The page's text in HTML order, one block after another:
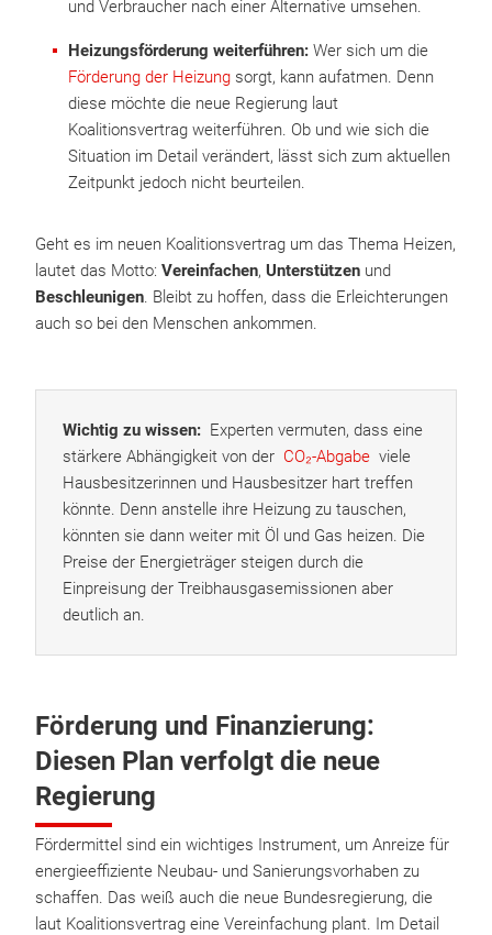
und Verbraucher nach einer Alternative umsehen.
Heizungsförderung weiterführen: Wer sich um die
Förderung der Heizung sorgt, kann aufatmen. Denn
diese möchte die neue Regierung laut
Koalitionsvertrag weiterführen. Ob und wie sich die
Situation im Detail verändert, lässt sich zum aktuellen
Zeitpunkt jedoch nicht beurteilen.
Geht es im neuen Koalitionsvertrag um das Thema Heizen,
lautet das Motto: Vereinfachen, Unterstützen und
Beschleunigen. Bleibt zu hoffen, dass die Erleichterungen
auch so bei den Menschen ankommen.
Wichtig zu wissen: Experten vermuten, dass eine
stärkere Abhängigkeit von der CO₂-Abgabe viele
Hausbesitzerinnen und Hausbesitzer hart treffen
könnte. Denn anstelle ihre Heizung zu tauschen,
könnten sie dann weiter mit Öl und Gas heizen. Die
Preise der Energieträger steigen durch die
Einpreisung der Treibhausgasemissionen aber
deutlich an.
Förderung und Finanzierung:
Diesen Plan verfolgt die neue
Regierung
Fördermittel sind ein wichtiges Instrument, um Anreize für
energieeffiziente Neubau- und Sanierungsvorhaben zu
schaffen. Das weiß auch die neue Bundesregierung, die
laut Koalitionsvertrag eine Vereinfachung plant. Im Detail